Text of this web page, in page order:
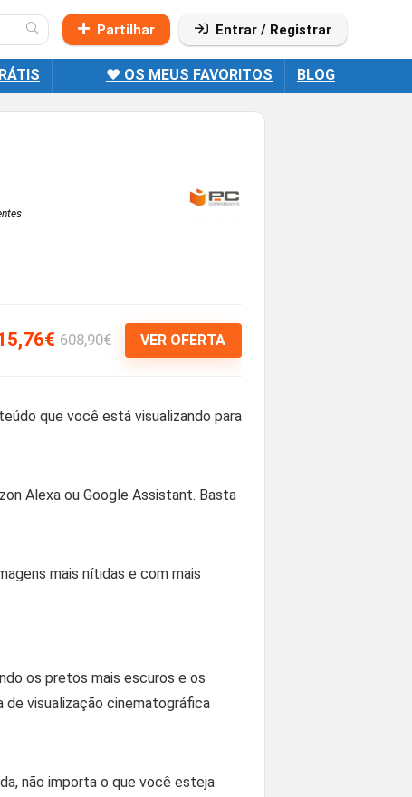
Partilhar Entrar / Registrar
❤️ OS MEUS FAVORITOS BLOG
608,90€ VER OFERTA
que você está visualizando para
Alexa ou Google Assistant. Basta
mais nítidas e com mais
os pretos mais escuros e os
de visualização cinematográfica
não importa o que você esteja